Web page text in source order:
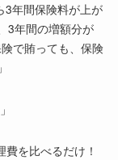
3年間保険料が上が
3年間の増額分が
で賄っても、保険
を比べるだけ！